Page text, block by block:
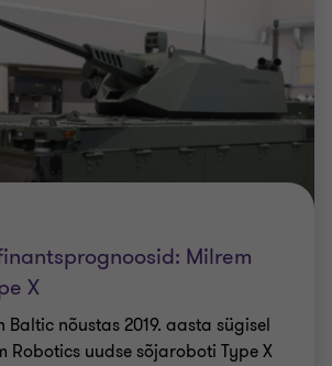
Milrem
X
nõustas 2019. aasta sügisel
Robotics uudse sõjaroboti Type X